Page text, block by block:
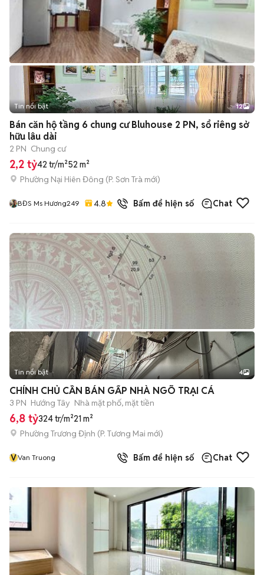
+2
Tin nổi bật 12
Bán căn hộ tầng 6 chung cư Bluhouse 2 PN, sổ riêng sở
hữu lâu dài
2 PN Chung cư
2,2 tỷ42 tr/m²52 m²
Phường Nại Hiên Đông (P. Sơn Trà mới)
BĐS Ms Hương249 4.8 7đã bánBấm để hiện số Chat
Tin nổi bật 4
CHÍNH CHỦ CẦN BÁN GẤP NHÀ NGÕ TRẠI CÁ
3 PN Hướng Tây Nhà mặt phố, mặt tiền
6,8 tỷ324 tr/m²21 m²
Phường Trương Định (P. Tương Mai mới)
VVan Truong Bấm để hiện số Chat